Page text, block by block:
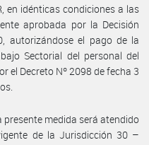
en idénticas condiciones a las
aprobada por la Decisión
autorizándose el pago de la
Sectorial del personal del
el Decreto Nº 2098 de fecha 3
presente medida será atendido
de la Jurisdicción 30 –